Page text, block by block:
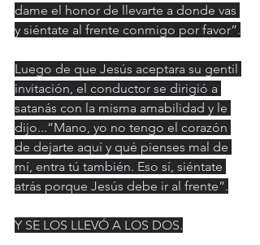
dame el honor de llevarte a donde vas
y siéntate al frente conmigo por favor”.
Luego de que Jesús aceptara su gentil
invitación, el conductor se dirigió a
satanás con la misma amabilidad y le
dijo...”Mano, yo no tengo el corazón
de dejarte aquí y qué pienses mal de
mí, entra tú también. Eso sí, siéntate
atrás porque Jesús debe ir al frente”.
Y SE LOS LLEVÓ A LOS DOS.